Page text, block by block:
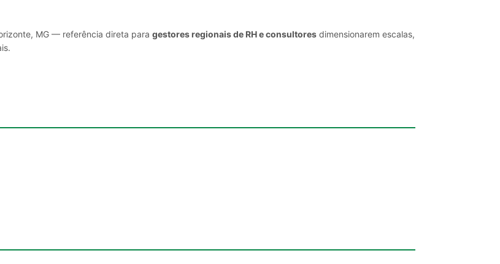
MG — referência direta para gestores regionais de RH e consultores dimensionarem escalas,